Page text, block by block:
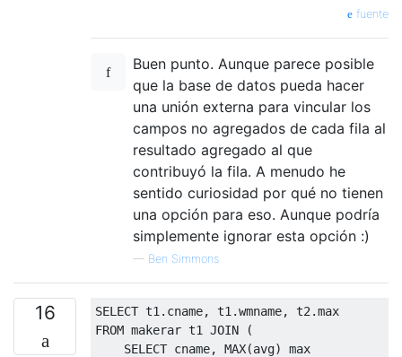
fuente
Buen punto. Aunque parece posible
que la base de datos pueda hacer
una unión externa para vincular los
campos no agregados de cada fila al
resultado agregado al que
contribuyó la fila. A menudo he
sentido curiosidad por qué no tienen
una opción para eso. Aunque podría
simplemente ignorar esta opción :)
— Ben Simmons
16 SELECT t1 . cname, t1 .wmname, t2 .
FROM makerar t1 JOIN
(
SELECT cname, MAX(avg)
max